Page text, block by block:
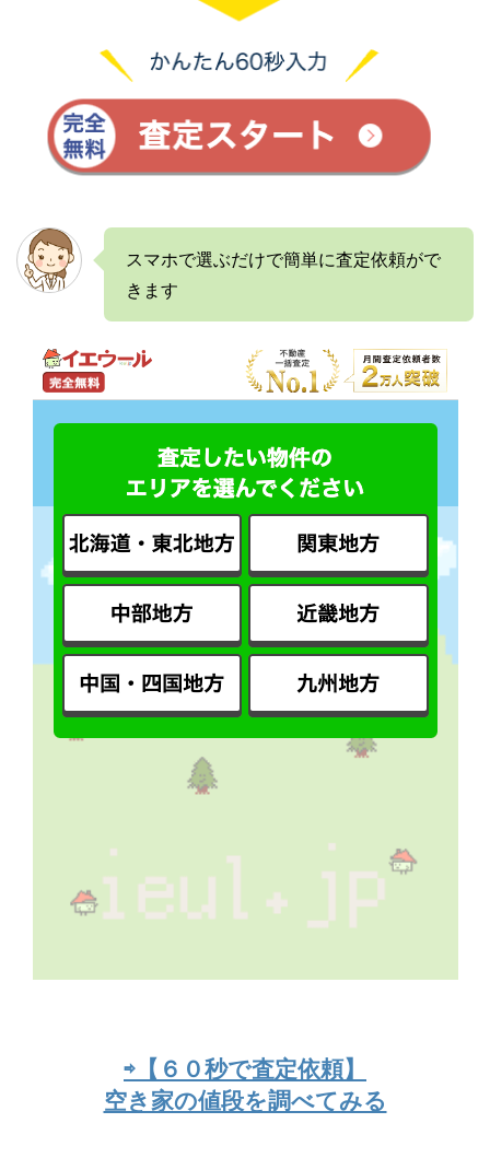
スマホで選ぶだけで簡単に査定依頼がで
きます
⇨【６０秒で査定依頼】
空き家の値段を調べてみる